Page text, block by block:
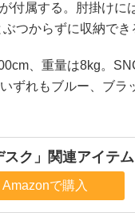
付属する。肘掛けに
つからずに収納でき
、重量は8kg。
ずれもブルー、ブラ
スク」関連アイテム
Amazonで購入